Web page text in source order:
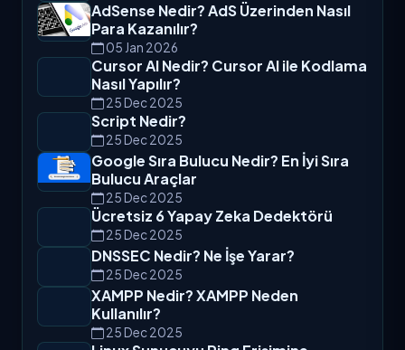
AdSense Nedir? AdS Üzerinden Nasıl
Para Kazanılır?
05 Jan 2026
Cursor AI Nedir? Cursor AI ile Kodlama
Nasıl Yapılır?
25 Dec 2025
Script Nedir?
25 Dec 2025
Google Sıra Bulucu Nedir? En İyi Sıra
Bulucu Araçlar
25 Dec 2025
Ücretsiz 6 Yapay Zeka Dedektörü
25 Dec 2025
DNSSEC Nedir? Ne İşe Yarar?
25 Dec 2025
XAMPP Nedir? XAMPP Neden
Kullanılır?
25 Dec 2025